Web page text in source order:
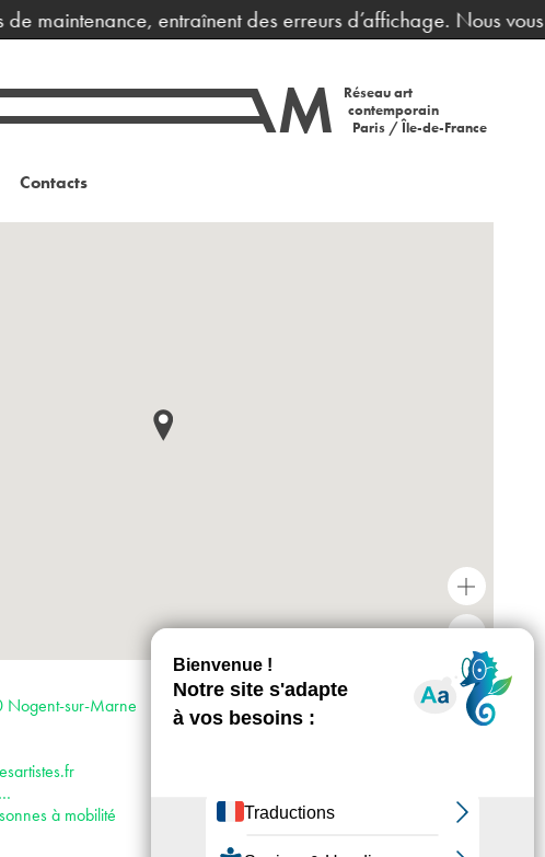
maintenance, entraînent des erreurs d’affichage. Nous vous
Réseau art
contemporain
Paris / Île-de-France
Contacts
+
Nogent-sur-Marne
à mobilité
Horaires : Tous les jours de semaine : 13h
-18h. Le week-end : 12h -18h. Fermé les
mardis et les jours fériés